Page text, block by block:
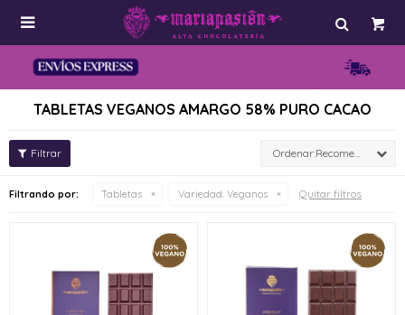

TABLETAS VEGANOS AMARGO 58% PURO CACAO
Recomendados
Filtrando por: Tabletas Variedad: Veganos Quitar filtros